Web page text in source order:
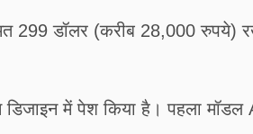
299 डॉलर (करीब 28,000 रुपये)
में पेश किया है। पहला